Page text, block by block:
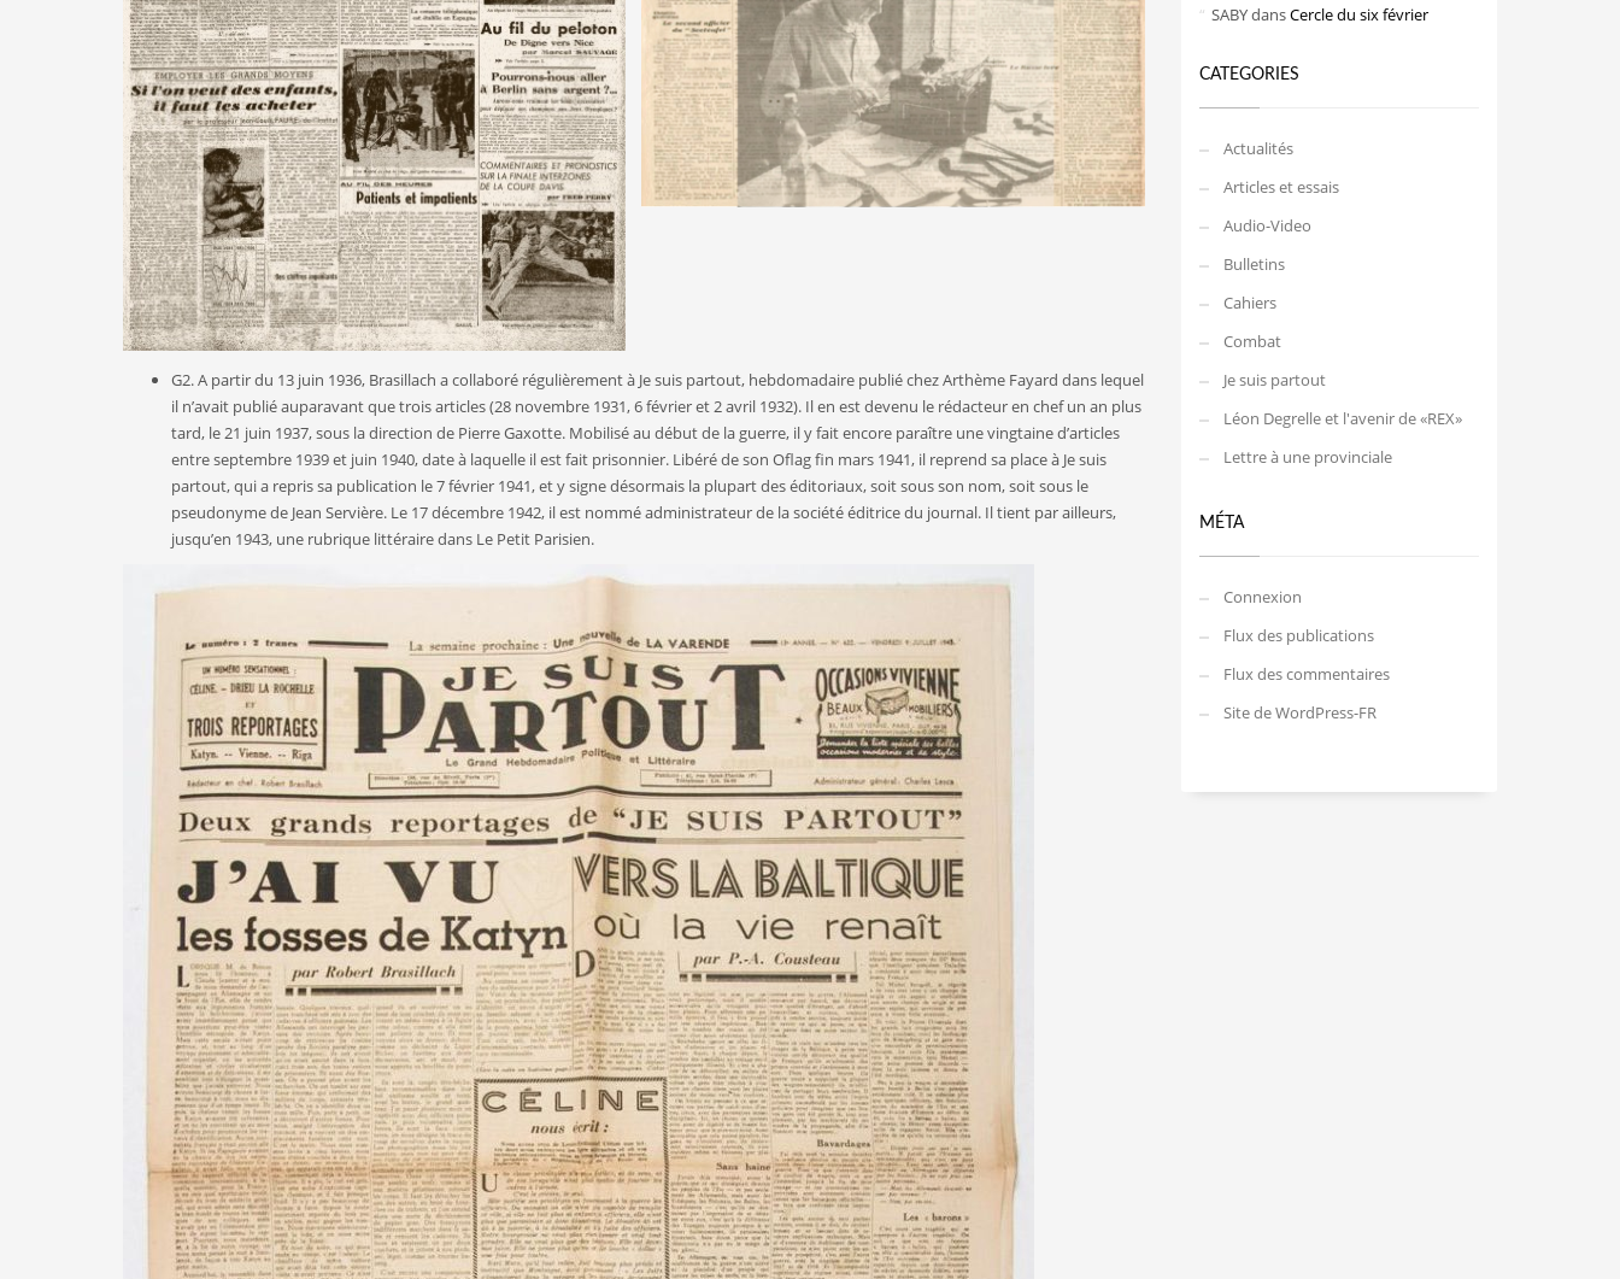
G2. A partir du 13 juin 1936, Brasillach a collaboré régulièrement à Je suis partout, hebdomadaire publié chez Arthème Fayard dans lequel
il n’avait publié auparavant que trois articles (28 novembre 1931, 6 février et 2 avril 1932). Il en est devenu le rédacteur en chef un an plus
tard, le 21 juin 1937, sous la direction de Pierre Gaxotte. Mobilisé au début de la guerre, il y fait encore paraître une vingtaine d’articles
entre septembre 1939 et juin 1940, date à laquelle il est fait prisonnier. Libéré de son Oflag fin mars 1941, il reprend sa place à Je suis
partout, qui a repris sa publication le 7 février 1941, et y signe désormais la plupart des éditoriaux, soit sous son nom, soit sous le
pseudonyme de Jean Servière. Le 17 décembre 1942, il est nommé administrateur de la société éditrice du journal. Il tient par ailleurs,
jusqu’en 1943, une rubrique littéraire dans Le Petit Parisien.
SABYdansCercle du six février
CATEGORIES
Actualités
Articles et essais
Audio-Video
Bulletins
Cahiers
Combat
Je suis partout
Léon Degrelle et l'avenir de «REX»
Lettre à une provinciale
MÉTA
Connexion
Flux des publications
Flux des commentaires
Site de WordPress-FR